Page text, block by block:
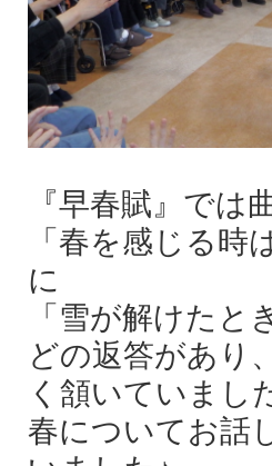
『早春賦』では
「春を感じる
に
「雪が解けた
どの返答があり
く頷いていまし
春についてお話